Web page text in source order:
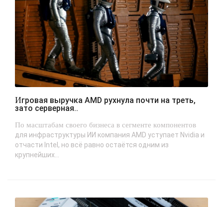
Игровая выручка AMD рухнула почти на треть,
зато серверная..
По масштабам своего бизнеса в сегменте компонентов
для инфраструктуры ИИ компания AMD уступает Nvidia и
отчасти Intel, но всё равно остаётся одним из
крупнейших...